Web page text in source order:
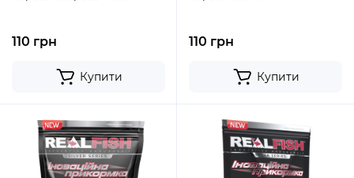
110 грн
Купити
110 грн
Купити